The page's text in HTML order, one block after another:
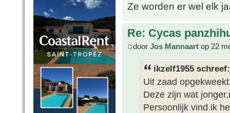
Ze worden er wel elk
Re: Cycas
door Jos Mannaart op 22
ikzelf1955 schreef:
Uit zaad opgekweekt
Deze zijn wat
Persoonlijk vind ik